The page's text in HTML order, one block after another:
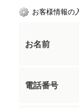
お客様情報の
お名前
電話番号